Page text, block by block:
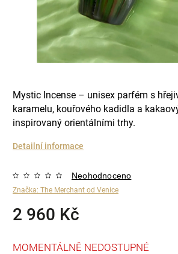
Mystic Incense – unisex parfém s
karamelu, kouřového kadidla a
inspirovaný orientálními trhy.
Detailní informace
Značka: The Merchant od Venice
Neohodnoceno
2 960 Kč
MOMENTÁLNĚ NEDOSTUPNÉ